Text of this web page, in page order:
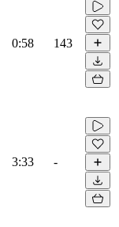
0:58 143
3:33 -